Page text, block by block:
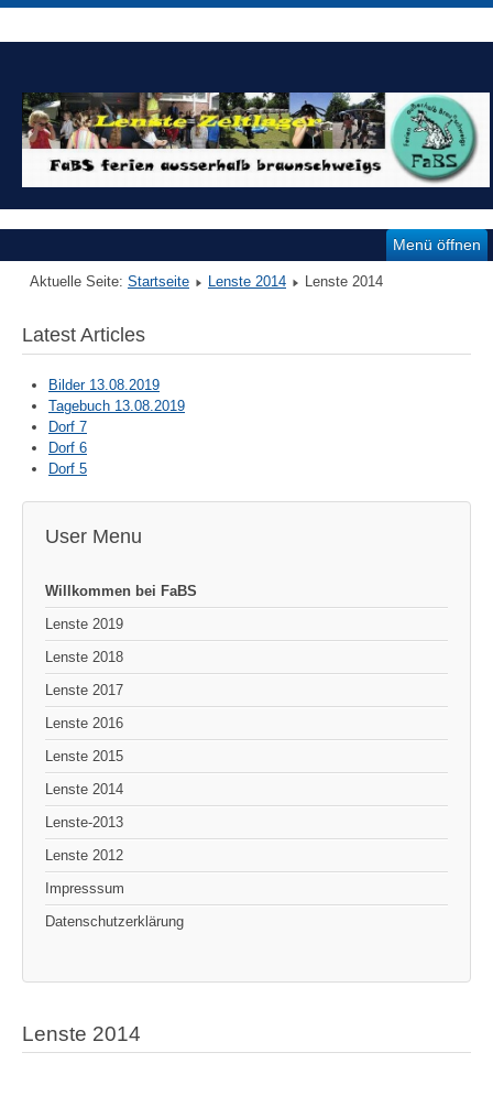
Menü öffnen
Aktuelle Seite: Startseite Lenste 2014 Lenste 2014
Latest Articles
Bilder 13.08.2019
Tagebuch 13.08.2019
Dorf 7
Dorf 6
Dorf 5
User Menu
Willkommen bei FaBS
Lenste 2019
Lenste 2018
Lenste 2017
Lenste 2016
Lenste 2015
Lenste 2014
Lenste-2013
Lenste 2012
Impresssum
Datenschutzerklärung
Lenste 2014